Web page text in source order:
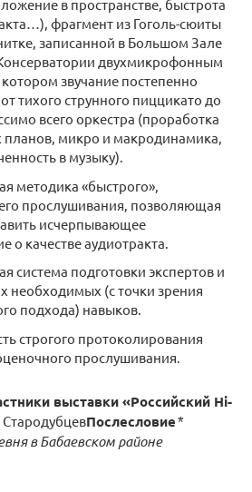
в пространстве, быстрота
фрагмент из Гоголь-сюиты
записанной в Большом Зале
двухмикрофонным
звучание постепенно
тихого струнного пиццикато до
всего оркестра (проработка
планов, микро и макродинамика,
в музыку).
методика «быстрого»,
прослушивания, позволяющая
исчерпывающее
о качестве аудиотракта.
система подготовки экспертов и
необходимых (с точки зрения
подхода) навыков.
строгого протоколирования
прослушивания.
выставки «Российский Hi-
Послесловие*
в Бабаевском районе